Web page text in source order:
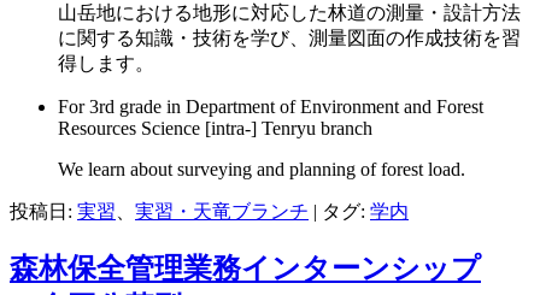
山岳地における地形に対応した林道の測量・設計方法
に関する知識・技術を学び、測量図面の作成技術を習
得します。
For 3rd grade in Department of Environment and Forest
Resources Science [intra-] Tenryu branch
We learn about surveying and planning of forest load.
投稿日: 実習 実習・天竜ブランチ | タグ: 学内
森林保全管理業務インターンシップ